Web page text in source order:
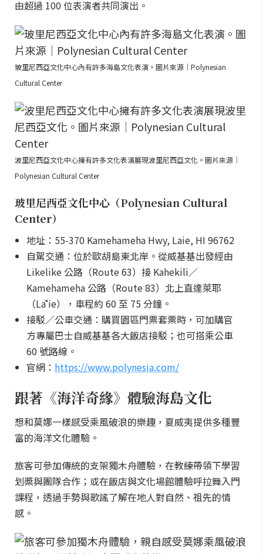
由超過 100 位表演者共同演出。
玻里尼西亞文化中心內有許多海島文化表演。圖片來源｜Polynesian
Cultural Center
波里尼西亞文化中心擁有許多文化表演展現波里尼西亞文化。圖片來源｜
Polynesian Cultural Center
玻里尼西亞文化中心（Polynesian Cultural
Center）
地址：55-370 Kamehameha Hwy, Laie, HI 96762
自駕交通：位於歐胡島東北岸。從威基基出發經由
Likelike 公路（Route 63）接 Kahekili／
Kamehameha 公路（Route 83）北上直達萊耶
（Lāʻie），車程約 60 至 75 分鐘。
接駁／公車交通：購買園區門票套票時，可加購官
方專屬巴士自威基基各大飯店接駁；也可搭乘公車
60 號路線。
官網： https://www.polynesia.com/
跟著《海洋奇緣》體驗海島文化
想和莫娜一樣感受乘風破浪的樂趣，夏威夷提供多種豐
富的海洋文化體驗。
旅客可參加傳統的支架獨木舟體驗，在教練帶領下學習
划槳與團隊合作；或在飯店與文化場館體驗呼拉舞入門
課程，透過手勢與歌謠了解在地人對自然、祖先的情
感。